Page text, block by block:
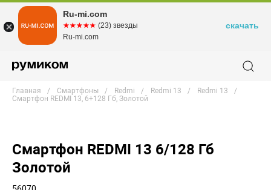
Главная Смартфоны Redmi Redmi 13
Redmi 13
Смартфон REDMI 13, 6+128 Гб, Золотой
Смартфон REDMI 13 6/128 Гб
Золотой
Ru-mi.com
☆☆☆☆☆
★★★★★ (23) звезды
Ru-mi.com
скачать